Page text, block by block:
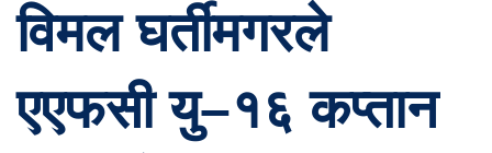
विमल घर्तीमगरले
एएफसी यु–१६ कप्तान